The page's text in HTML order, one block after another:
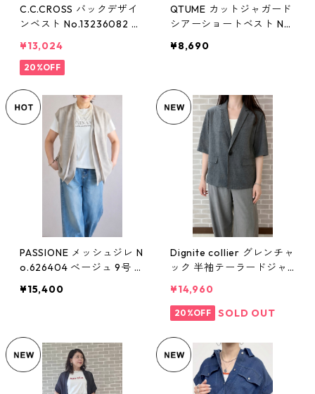
C.C.CROSS バックデザイ
ンベスト No.13236082 M
¥13,024
20%OFF
QTUME カットジャガード
シアーショートベスト No.
ィース Mサイズ クチュー
¥8,690
PASSIONE メッシュジレ N
o.626404 べージュ 9号 M
¥15,400
Dignite collier グレンチャ
ック 半袖テーラードジャ
ラウン/グレー フリーサイ
ズ Mサイズ レディース デ
¥14,960
20%OFF SOLD OUT